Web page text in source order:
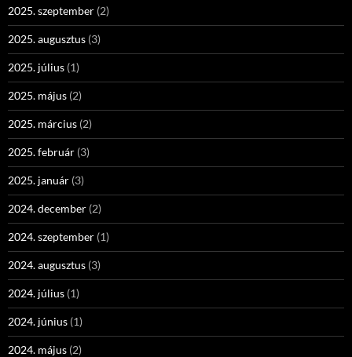
2025. szeptember (2)
2025. augusztus (3)
2025. július (1)
2025. május (2)
2025. március (2)
2025. február (3)
2025. január (3)
2024. december (2)
2024. szeptember (1)
2024. augusztus (3)
2024. július (1)
2024. június (1)
2024. május (2)